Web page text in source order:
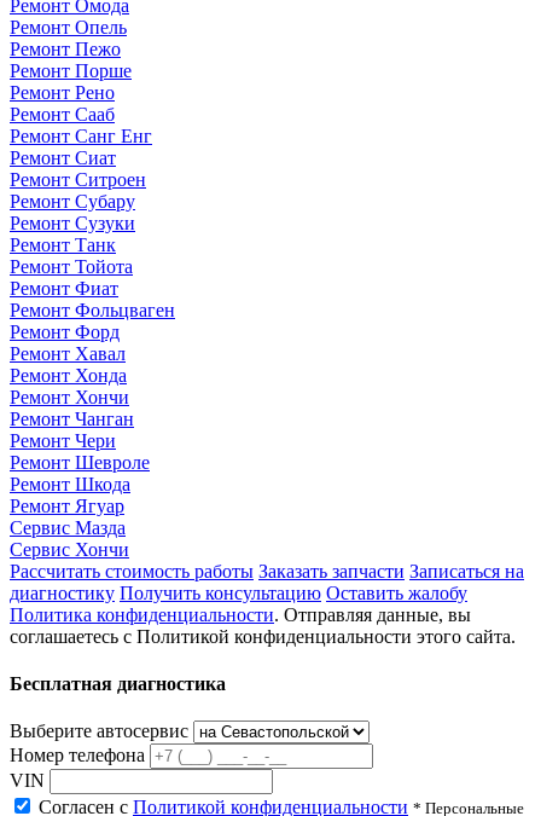
Ремонт Омода
Ремонт Опель
Ремонт Пежо
Ремонт Порше
Ремонт Рено
Ремонт Сааб
Ремонт Санг Енг
Ремонт Сиат
Ремонт Ситроен
Ремонт Субару
Ремонт Сузуки
Ремонт Танк
Ремонт Тойота
Ремонт Фиат
Ремонт Фольцваген
Ремонт Форд
Ремонт Хавал
Ремонт Хонда
Ремонт Хончи
Ремонт Чанган
Ремонт Чери
Ремонт Шевроле
Ремонт Шкода
Ремонт Ягуар
Сервис Мазда
Сервис Хончи
Рассчитать стоимость работы Заказать запчасти Записаться на
диагностику Получить консультацию Оставить жалобу
Политика конфиденциальности. Отправляя данные, вы
соглашаетесь с Политикой конфиденциальности этого сайта.
Бесплатная диагностика
Выберите автосервис
Номер телефона
VIN
Согласен с Политикой конфиденциальности * Персональные